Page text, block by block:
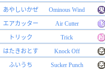
あやしいかぜ
Ominous Wind
エアカッター
Air Cutter
トリック
Trick
はたきおとす
Knock Off
ふいうち
Sucker Punch